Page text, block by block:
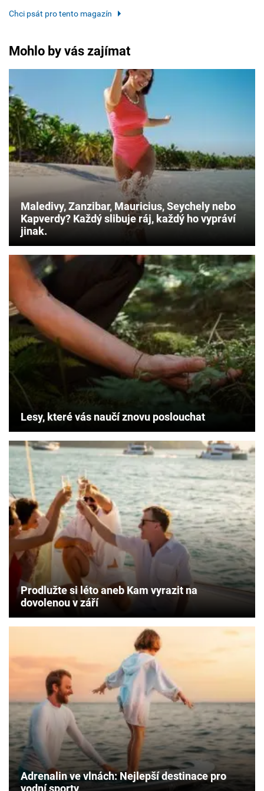
Chci psát pro tento magazín
Mohlo by vás zajímat
Maledivy, Zanzibar, Mauricius, Seychely nebo
Kapverdy? Každý slibuje ráj, každý ho vypráví
jinak.
Lesy, které vás naučí znovu poslouchat
Prodlužte si léto aneb Kam vyrazit na
dovolenou v září
Adrenalin ve vlnách: Nejlepší destinace pro
vodní sporty